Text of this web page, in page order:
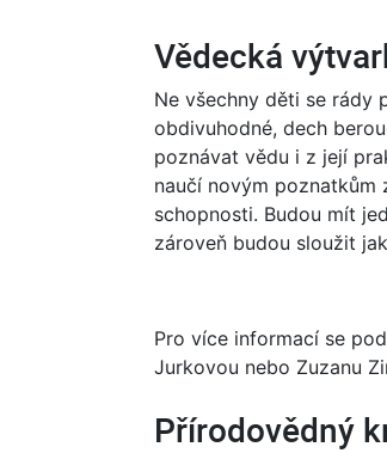
Vědecká
Ne všechny děti se rády
obdivuhodné, dech
poznávat vědu i z její
naučí novým poznatkům
schopnosti. Budou mít
zároveň budou sloužit
Pro více informací se
Jurkovou nebo Zuzanu
Přírodovědný